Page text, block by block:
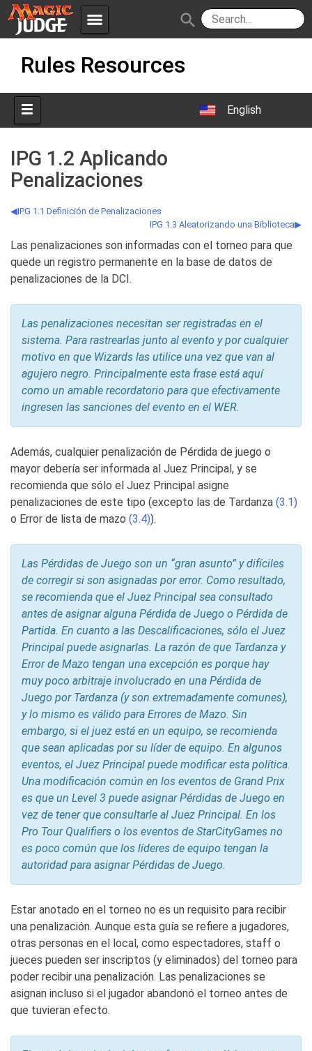
menu
Apps
Forum
Judges
Policies IPG
JAR
search
Rules Resources
English
IPG 1.2 Aplicando
Penalizaciones
IPG 1.1 Definición de Penalizaciones
IPG 1.3 Aleatorizando una Biblioteca
Las penalizaciones son informadas con el torneo para que
quede un registro permanente en la base de datos de
penalizaciones de la DCI.
Las penalizaciones necesitan ser registradas en el
sistema. Para rastrearlas junto al evento y por cualquier
motivo en que Wizards las utilice una vez que van al
agujero negro. Principalmente esta frase está aquí
como un amable recordatorio para que efectivamente
ingresen las sanciones del evento en el WER.
Además, cualquier penalización de Pérdida de juego o
mayor debería ser informada al Juez Principal, y se
recomienda que sólo el Juez Principal asigne
penalizaciones de este tipo (excepto las de Tardanza (3.1)
o Error de lista de mazo (3.4)).
Las Pérdidas de Juego son un “gran asunto” y difíciles
de corregir si son asignadas por error. Como resultado,
se recomienda que el Juez Principal sea consultado
antes de asignar alguna Pérdida de Juego o Pérdida de
Partida. En cuanto a las Descalificaciones, sólo el Juez
Principal puede asignarlas. La razón de que Tardanza y
Error de Mazo tengan una excepción es porque hay
muy poco arbitraje involucrado en una Pérdida de
Juego por Tardanza (y son extremadamente comunes),
y lo mismo es válido para Errores de Mazo. Sin
embargo, si el juez está en un equipo, se recomienda
que sean aplicadas por su líder de equipo. En algunos
eventos, el Juez Principal puede modificar esta política.
Una modificación común en los eventos de Grand Prix
es que un Level 3 puede asignar Pérdidas de Juego en
vez de tener que consultarle al Juez Principal. En los
Pro Tour Qualifiers o los eventos de StarCityGames no
es poco común que los líderes de equipo tengan la
autoridad para asignar Pérdidas de Juego.
Estar anotado en el torneo no es un requisito para recibir
una penalización. Aunque esta guía se refiere a jugadores,
otras personas en el local, como espectadores, staff o
jueces pueden ser inscriptos (y eliminados) del torneo para
poder recibir una penalización. Las penalizaciones se
asignan incluso si el jugador abandonó el torneo antes de
que tuvieran efecto.